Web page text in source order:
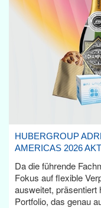
HUBERGROUP
AMERICAS 2026
Da die führende
Fokus auf flexible
ausweitet, präsentiert
Portfolio, das genau